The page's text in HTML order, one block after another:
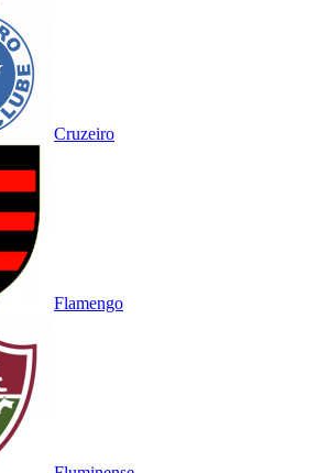
Cruzeiro
Flamengo